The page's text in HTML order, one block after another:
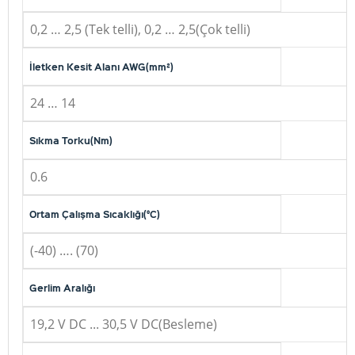
0,2 … 2,5 (Tek telli), 0,2 … 2,5(Çok telli)
İletken Kesit Alanı AWG(mm²)
24 … 14
Sıkma Torku(Nm)
0.6
Ortam Çalışma Sıcaklığı(°C)
(-40) …. (70)
Gerlim Aralığı
19,2 V DC ... 30,5 V DC(Besleme)